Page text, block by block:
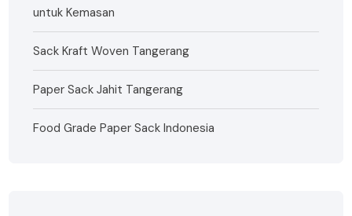
untuk Kemasan
Sack Kraft Woven Tangerang
Paper Sack Jahit Tangerang
Food Grade Paper Sack Indonesia